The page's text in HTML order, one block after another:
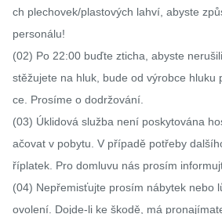
ch plechovek/plastových lahví, abyste
personálu!
(02) Po 22:00 buďte zticha, abyste
stěžujete na hluk, bude od výrobce hluku
ce. Prosíme o dodržování.
(03) Úklidová služba není poskytována
ačovat v pobytu. V případě potřeby
říplatek. Pro domluvu nás prosím
(04) Nepřemisťujte prosím nábytek nebo
ovolení. Dojde-li ke škodě, má